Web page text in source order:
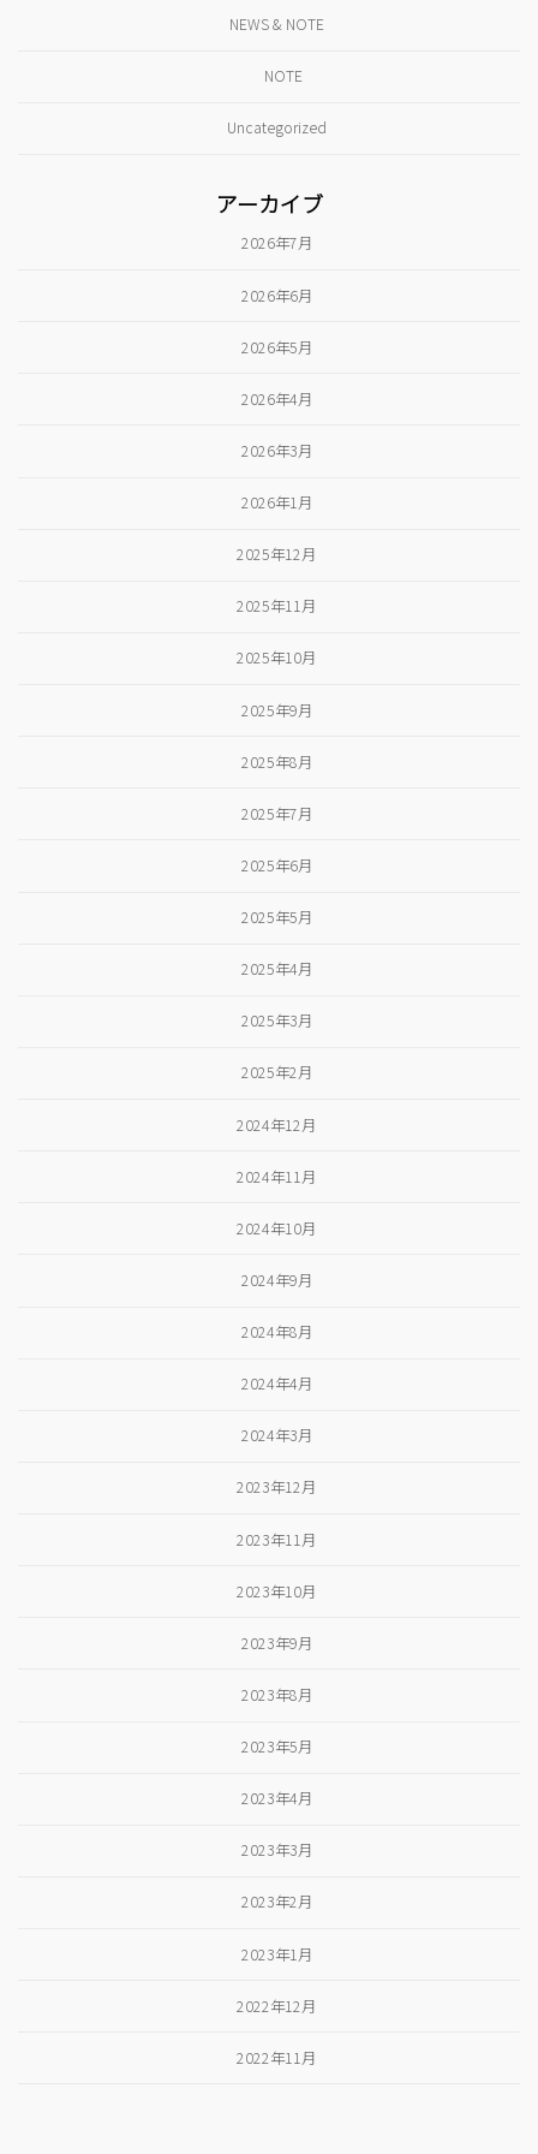
NEWS & NOTE
NOTE
Uncategorized
アーカイブ
2026年7月
2026年6月
2026年5月
2026年4月
2026年3月
2026年1月
2025年12月
2025年11月
2025年10月
2025年9月
2025年8月
2025年7月
2025年6月
2025年5月
2025年4月
2025年3月
2025年2月
2024年12月
2024年11月
2024年10月
2024年9月
2024年8月
2024年4月
2024年3月
2023年12月
2023年11月
2023年10月
2023年9月
2023年8月
2023年5月
2023年4月
2023年3月
2023年2月
2023年1月
2022年12月
2022年11月